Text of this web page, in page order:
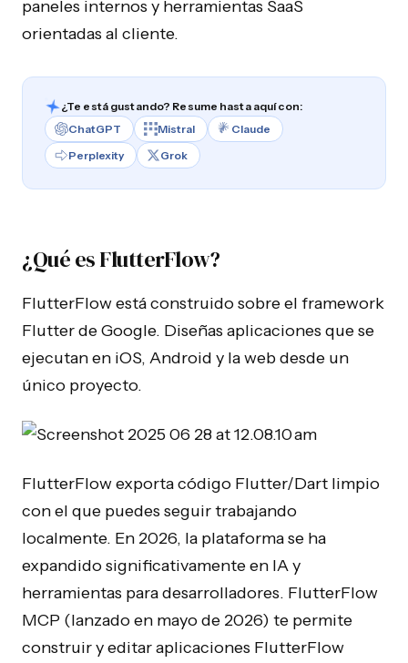
paneles internos y herramientas SaaS
orientadas al cliente.
¿Te está gustando? Resume hasta aquí con:
ChatGPT
Mistral
Claude
Perplexity
Grok
¿Qué es FlutterFlow?
FlutterFlow está construido sobre el framework
Flutter de Google. Diseñas aplicaciones que se
ejecutan en iOS, Android y la web desde un
único proyecto.
FlutterFlow exporta código Flutter/Dart limpio
con el que puedes seguir trabajando
localmente. En 2026, la plataforma se ha
expandido significativamente en IA y
herramientas para desarrolladores. FlutterFlow
MCP (lanzado en mayo de 2026) te permite
construir y editar aplicaciones FlutterFlow